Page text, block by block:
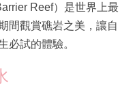
Reef）是世界上最
間觀賞礁岩之美，讓自
必試的體驗。